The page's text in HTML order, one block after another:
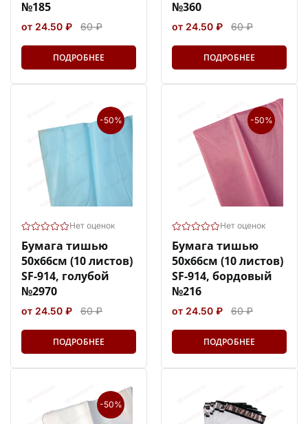
№185
от 24.50 ₽ 60 ₽
ПОДРОБНЕЕ
№360
от 24.50 ₽ 60 ₽
ПОДРОБНЕЕ
-50%
Нет оценок
Бумага тишью
50х66см (10 листов)
SF-914, голубой
№2970
от 24.50 ₽ 60 ₽
ПОДРОБНЕЕ
-50%
Нет оценок
Бумага тишью
50х66см (10 листов)
SF-914, бордовый
№216
от 24.50 ₽ 60 ₽
ПОДРОБНЕЕ
-50%